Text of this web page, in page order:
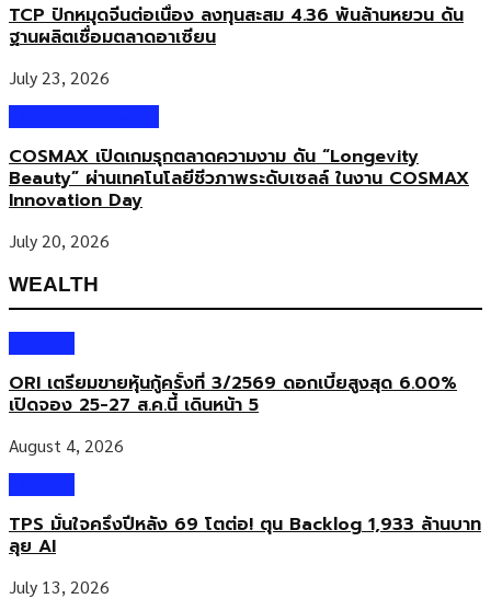
TCP ปักหมุดจีนต่อเนื่อง ลงทุนสะสม 4.36 พันล้านหยวน ดัน
ฐานผลิตเชื่อมตลาดอาเซียน
July 23, 2026
COSMAX เปิดเกมรุกตลาดความงาม ดัน “Longevity
Beauty” ผ่านเทคโนโลยีชีวภาพระดับเซลล์ ในงาน COSMAX
Innovation Day
July 20, 2026
WEALTH
ORI เตรียมขายหุ้นกู้ครั้งที่ 3/2569 ดอกเบี้ยสูงสุด 6.00%
เปิดจอง 25-27 ส.ค.นี้ เดินหน้า 5
August 4, 2026
TPS มั่นใจครึ่งปีหลัง 69 โตต่อ! ตุน Backlog 1,933 ล้านบาท
ลุย AI
July 13, 2026